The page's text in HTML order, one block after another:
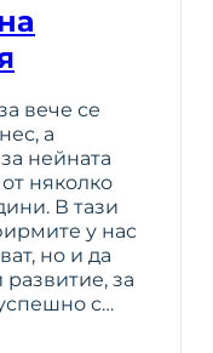
вече се
а
нейната
няколко
В тази
у нас
но и да
за
с…